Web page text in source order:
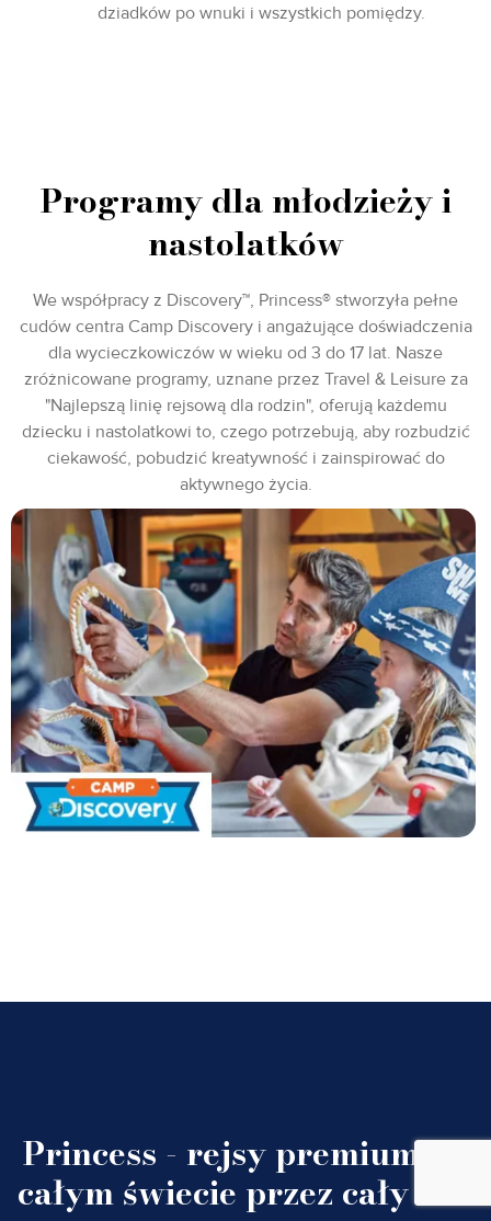
dziadków po wnuki i wszystkich pomiędzy.
Programy dla młodzieży i
nastolatków
We współpracy z Discovery™, Princess® stworzyła pełne
cudów centra Camp Discovery i angażujące doświadczenia
dla wycieczkowiczów w wieku od 3 do 17 lat. Nasze
zróżnicowane programy, uznane przez Travel & Leisure za
"Najlepszą linię rejsową dla rodzin", oferują każdemu
dziecku i nastolatkowi to, czego potrzebują, aby rozbudzić
ciekawość, pobudzić kreatywność i zainspirować do
aktywnego życia.
Princess - rejsy premium po
całym świecie przez cały rok